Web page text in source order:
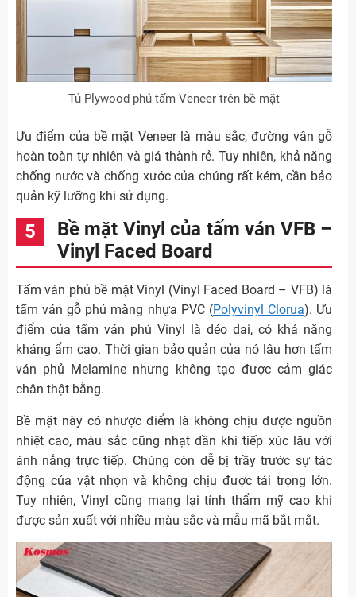
Tủ Plywood phủ tấm Veneer trên bề mặt
Ưu điểm của bề mặt Veneer là màu sắc, đường vân gỗ
hoàn toàn tự nhiên và giá thành rẻ. Tuy nhiên, khả năng
chống nước và chống xước của chúng rất kém, cần bảo
quản kỹ lưỡng khi sử dụng.
Bề mặt Vinyl của tấm ván VFB –
Vinyl Faced Board
Tấm ván phủ bề mặt Vinyl (Vinyl Faced Board – VFB) là
tấm ván gỗ phủ màng nhựa PVC (Polyvinyl Clorua). Ưu
điểm của tấm ván phủ Vinyl là dẻo dai, có khả năng
kháng ẩm cao. Thời gian bảo quản của nó lâu hơn tấm
ván phủ Melamine nhưng không tạo được cảm giác
chân thật bằng.
Bề mặt này có nhược điểm là không chịu được nguồn
nhiệt cao, màu sắc cũng nhạt dần khi tiếp xúc lâu với
ánh nắng trực tiếp. Chúng còn dễ bị trầy trước sự tác
động của vật nhọn và không chịu được tải trọng lớn.
Tuy nhiên, Vinyl cũng mang lại tính thẩm mỹ cao khi
được sản xuất với nhiều màu sắc và mẫu mã bắt mắt.